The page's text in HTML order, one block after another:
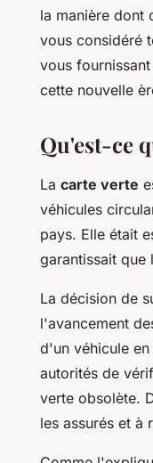
la manière dont
vous considéré
vous
cette nouvelle
Qu'est-ce
La carte verte
véhicules
pays. Elle était
garantissait que
La décision de
l'avancement
d'un véhicule
autorités de
verte obsolète.
les assurés et à